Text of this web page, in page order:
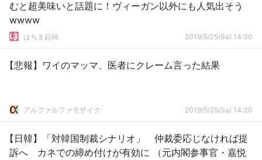
むと超美味いと話題に！ヴィーガン以外にも人気出そう
wwww
はちま起稿 2019/5/25(Sa) 14:30
【悲報】ワイのマッマ、医者にクレーム言った結果
アルファルファモザイク 2019/5/25(Sa) 14:30
【日韓】「対韓国制裁シナリオ」 仲裁委応じなければ提
訴へ カネでの締め付けが有効に （元内閣参事官・嘉悦